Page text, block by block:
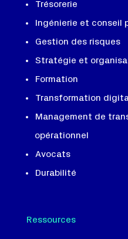
Trésorerie
Ingénierie et conseil
Gestion des risques
Stratégie et
Formation
Transformation
Management de
opérationnel
Avocats
Durabilité
Ressources